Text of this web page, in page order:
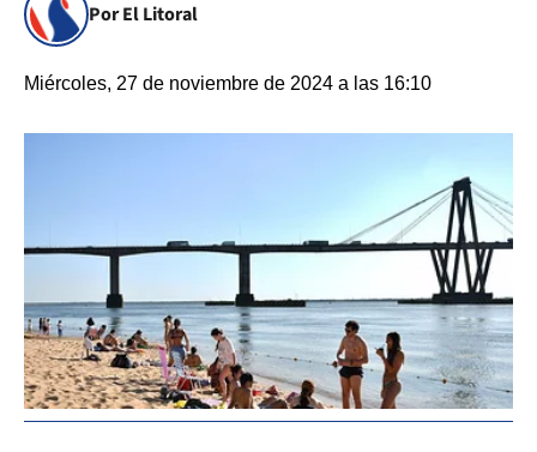
Por El Litoral
Miércoles, 27 de noviembre de 2024 a las 16:10